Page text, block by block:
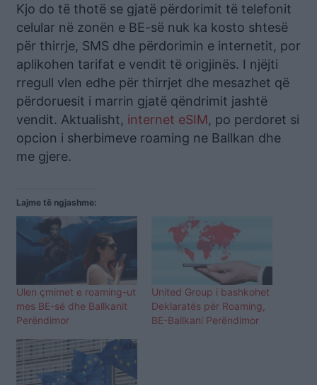
Kjo do të thotë se gjatë përdorimit të telefonit
celular në zonën e BE-së nuk ka kosto shtesë
për thirrje, SMS dhe përdorimin e internetit, por
aplikohen tarifat e vendit të origjinës. I njëjti
rregull vlen edhe për thirrjet dhe mesazhet që
përdoruesit i marrin gjatë qëndrimit jashtë
vendit. Aktualisht, internet eSIM, po perdoret si
opcion i sherbimeve roaming ne Ballkan dhe
me gjere.
Lajme të ngjashme:
Ulen çmimet e roaming-ut
mes BE-së dhe Ballkanit
Perëndimor
United Group i bashkohet
Deklaratës për Roaming,
BE-Ballkani Perëndimor